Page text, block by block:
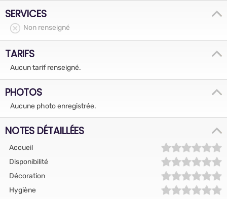
SERVICES
Non renseigné
TARIFS
Aucun tarif renseigné.
PHOTOS
Aucune photo enregistrée.
NOTES DÉTAILLÉES
Accueil
Disponibilité
Décoration
Hygiène